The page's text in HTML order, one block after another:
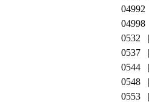
04992
04998
0532
0537
0544
0548
0553